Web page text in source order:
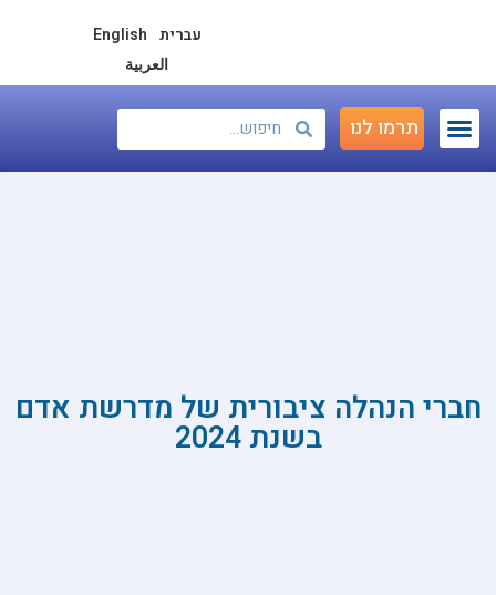
עברית
English
العربية
תרמו לנו
חברי הנהלה ציבורית של מדרשת אדם
בשנת 2024